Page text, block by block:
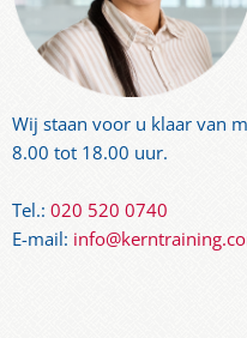
Wij staan ​​voor u klaar van
8.00 tot 18.00 uur.
Tel.: 020 520 0740
E-mail: